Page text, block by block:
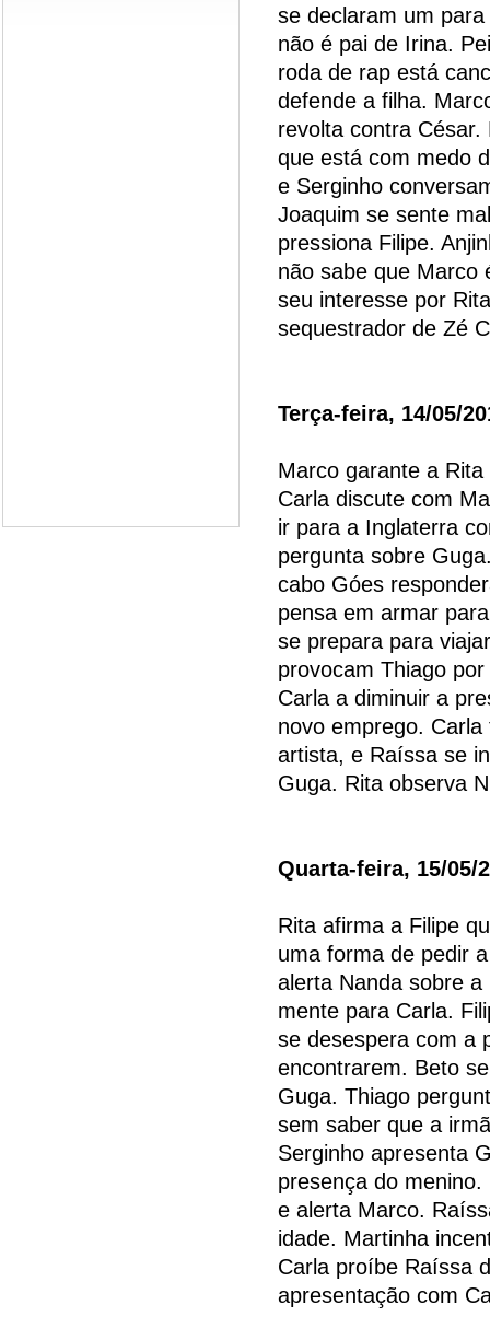
se declaram um
não é pai de Irina.
roda de rap está
defende a filha.
revolta contra
que está com medo
e Serginho
Joaquim se sente
pressiona Filipe.
não sabe que Marco
seu interesse por
sequestrador de Zé
Terça-feira, 14/05/
Marco garante a
Carla discute com
ir para a Inglaterra
pergunta sobre
cabo Góes
pensa em armar
se prepara para
provocam Thiago
Carla a diminuir a
novo emprego.
artista, e Raíssa se
Guga. Rita observa
Quarta-feira, 15/05/
Rita afirma a Filipe
uma forma de pedir
alerta Nanda sobre
mente para Carla.
se desespera com a
encontrarem. Beto
Guga. Thiago
sem saber que a
Serginho apresenta
presença do
e alerta Marco.
idade. Martinha
Carla proíbe Raíssa
apresentação com